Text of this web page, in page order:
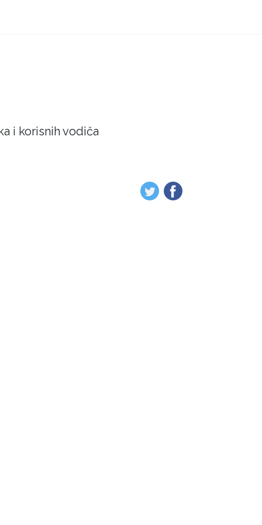
i korisnih vodiča